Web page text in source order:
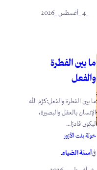
_4 _أغسطس _2026
ما بين الفطرة
والفعل
ما بين الفطرة والفعل:كرَّم الله
الإنسان بالعقل والبصيرة،
ليكون قادرًا...
خولة بنت الأزور
فيأسنة الضياء.